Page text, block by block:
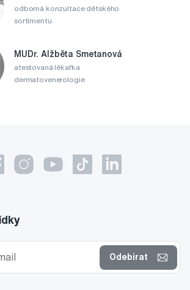
odborná konzultace dětského
sortimentu
MUDr. Alžběta Smetanová
atestovaná lékařka
dermatovenerologie
Odebírat